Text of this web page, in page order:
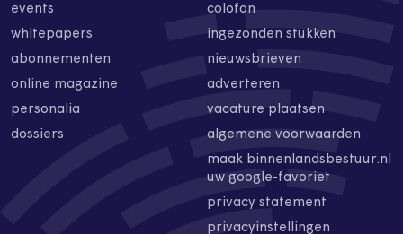
events
whitepapers
abonnementen
online magazine
personalia
dossiers
colofon
ingezonden stukken
nieuwsbrieven
adverteren
vacature plaatsen
algemene voorwaarden
maak binnenlandsbestuur.nl
uw google-favoriet
privacy statement
privacyinstellingen